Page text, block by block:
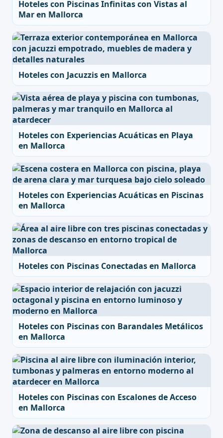
Hoteles con Piscinas Infinitas con Vistas al
Mar en Mallorca
Hoteles con Jacuzzis en Mallorca
Hoteles con Experiencias Acuáticas en Playa
en Mallorca
Hoteles con Experiencias Acuáticas en Piscinas
en Mallorca
Hoteles con Piscinas Conectadas en Mallorca
Hoteles con Piscinas con Barandales Metálicos
en Mallorca
Hoteles con Piscinas con Escalones de Acceso
en Mallorca